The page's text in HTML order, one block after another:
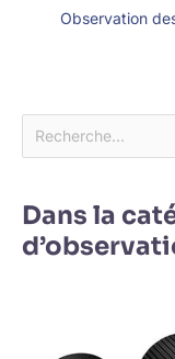
Observation
Dans la